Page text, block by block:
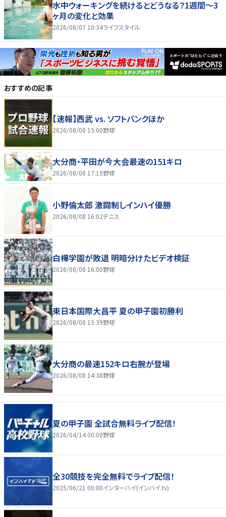
水中ウォーキングを続けるとどうなる？1週間～3
ヶ月の変化と効果
2026/08/07 10:34ライフスタイル
おすすめの記事
【速報】西武 vs. ソフトバンクほか
2026/08/08 15:00野球
大分商・平田が今大会最速の151キロ
2026/08/08 17:19野球
小野倫太郎 激闘制しインハイ優勝
2026/08/08 16:02テニス
白樺学園が敗退 明暗分けたビデオ検証
2026/08/08 16:00野球
東日本国際大昌平 夏の甲子園初勝利
2026/08/08 15:39野球
大分商の最速152キロ右腕が登場
2026/08/08 14:38野球
夏の甲子園 全試合無料ライブ配信！
2026/04/14 00:00野球
全30競技を完全無料でライブ配信！
2025/06/21 00:00インターハイ(インハイ.tv)